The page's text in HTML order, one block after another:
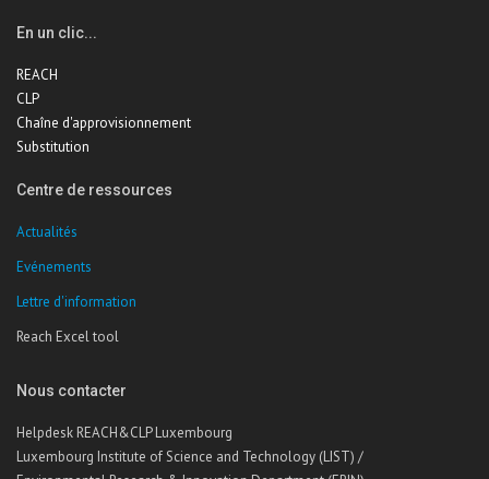
En un clic...
REACH
CLP
Chaîne d'approvisionnement
Substitution
Centre de ressources
Actualités
Evénements
Lettre d'information
Reach Excel tool
Nous contacter
Helpdesk REACH&CLP Luxembourg
Luxembourg Institute of Science and Technology (LIST) /